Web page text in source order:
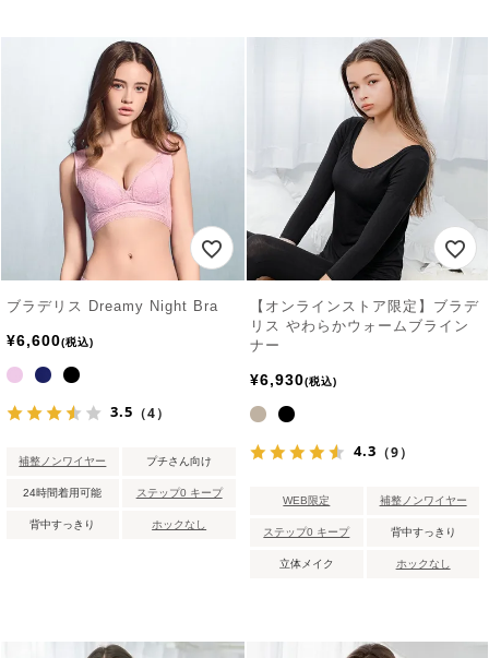
ブラデリス Dreamy Night Bra
¥6,600 税込
3.5 （4）
補整ノンワイヤー プチさん向け
24時間着用可能 ステップ0 キープ
背中すっきり ホックなし
【オンラインストア限定】ブラデ
リス やわらかウォームブライン
ナー
¥6,930 税込
4.3 （9）
WEB限定 補整ノンワイヤー
ステップ0 キープ 背中すっきり
立体メイク ホックなし